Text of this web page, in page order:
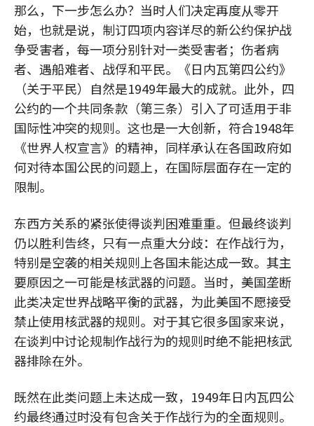
那么，下一步怎么办？当时人们决定再度从零开
始，也就是说，制订四项内容详尽的新公约保护战
争受害者，每一项分别针对一类受害者；伤者病
者、遇船难者、战俘和平民。《日内瓦第四公约》
（关于平民）自然是1949年最大的成就。此外，四
公约的一个共同条款（第三条）引入了可适用于非
国际性冲突的规则。这也是一大创新，符合1948年
《世界人权宣言》的精神，同样承认在各国政府如
何对待本国公民的问题上，在国际层面存在一定的
限制。
东西方关系的紧张使得谈判困难重重。但最终谈判
仍以胜利告终，只有一点重大分歧：在作战行为，
特别是空袭的相关规则上各国未能达成一致。其主
要原因之一可能是核武器的问题。当时，美国垄断
此类决定世界战略平衡的武器，为此美国不愿接受
禁止使用核武器的规则。对于其它很多国家来说，
在谈判中讨论规制作战行为的规则时绝不能把核武
器排除在外。
既然在此类问题上未达成一致，1949年日内瓦四公
约最终通过时没有包含关于作战行为的全面规则。